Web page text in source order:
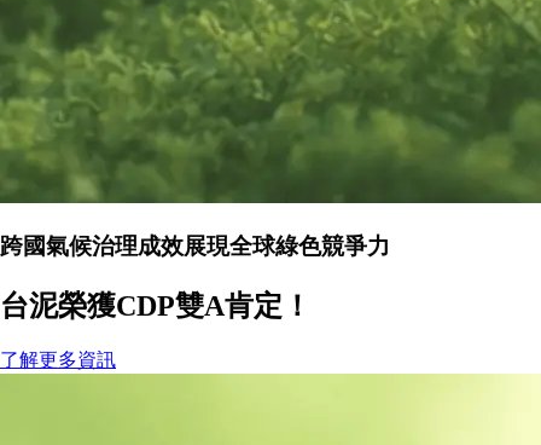
跨國氣候治理成效展現全球綠色競爭力
台泥榮獲CDP雙A肯定！
了解更多資訊